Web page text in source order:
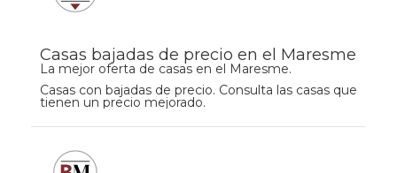
Casas bajadas de precio en el Maresme
La mejor oferta de casas en el Maresme.
Casas con bajadas de precio. Consulta las casas que
tienen un precio mejorado.